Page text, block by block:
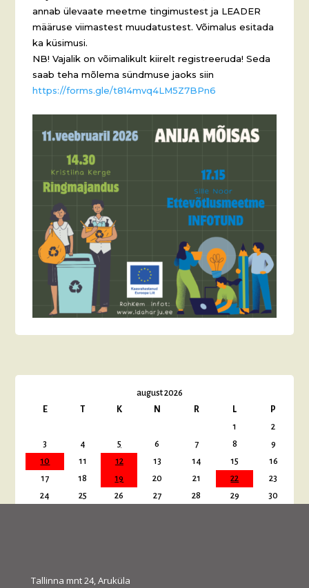
annab ülevaate meetme tingimustest ja LEADER
määruse viimastest muudatustest. Võimalus esitada
ka küsimusi.
NB! Vajalik on võimalikult kiirelt registreeruda! Seda
saab teha mõlema sündmuse jaoks siin
https://forms.gle/t814mvq4LM5Z7BPn6
august 2026
E
T K N R L
P
1
2
3
4 5 6 7 8
9
10
11 12 13 14 15
16
17
18 19 20 21 22
23
24
25 26 27 28 29
30
Tallinna mnt 24, Aruküla